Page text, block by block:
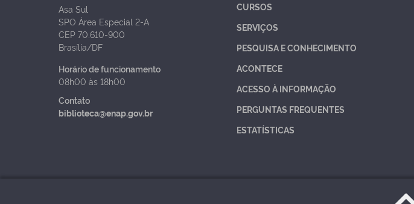
Asa Sul
SPO Área Especial 2-A
CEP 70.610-900
Brasília/DF
Horário de funcionamento
08h00 às 18h00
Contato
biblioteca@enap.gov.br
CURSOS
SERVIÇOS
PESQUISA E CONHECIMENTO
ACONTECE
ACESSO À INFORMAÇÃO
PERGUNTAS FREQUENTES
ESTATÍSTICAS